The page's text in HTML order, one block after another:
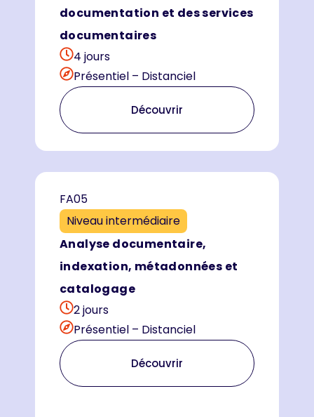
documentation et des services
documentaires
4 jours
Présentiel – Distanciel
Découvrir
FA05
Niveau intermédiaire
Analyse documentaire,
indexation, métadonnées et
catalogage
2 jours
Présentiel – Distanciel
Découvrir